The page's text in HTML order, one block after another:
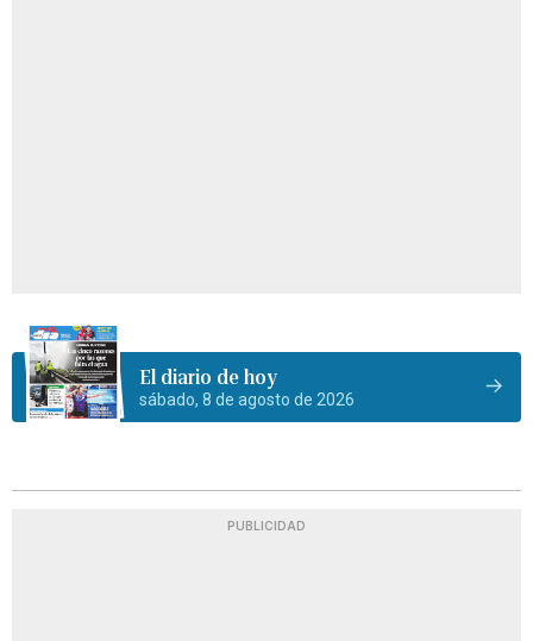
El diario de hoy
sábado, 8 de agosto de 2026
PUBLICIDAD